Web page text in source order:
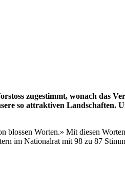
zugestimmt, wonach das
so attraktiven Landschaften.
blossen Worten.» Mit diesen
im Nationalrat mit 98 zu 87